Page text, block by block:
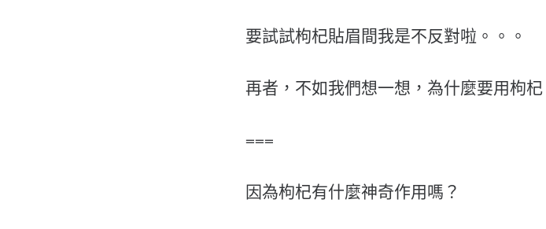
要試試枸杞貼眉間我是不反對啦。。。
再者，不如我們想一想，為什麼要用枸杞
===
因為枸杞有什麼神奇作用嗎？